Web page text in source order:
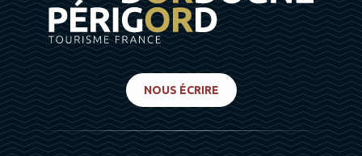
NOUS ÉCRIRE